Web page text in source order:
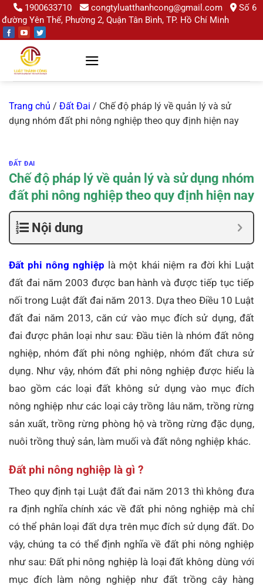
Chuyển
đến
nội
1900633710 congtyluatthanhcong@gmail.com
Số 6
đường Yên Thế, Phường 2, Quận Tân Bình, TP. Hồ Chí Minh
Trang chủ / Đất Đai / Chế độ pháp lý về quản lý và sử
dụng nhóm đất phi nông nghiệp theo quy định hiện nay
ĐẤT ĐAI
Chế độ pháp lý về quản lý và sử dụng nhóm
đất phi nông nghiệp theo quy định hiện nay
Nội dung
Đất phi nông nghiệp là một khái niệm ra đời khi Luật
đất đai năm 2003 được ban hành và được tiếp tục tiếp
nối trong Luật đất đai năm 2013. Dựa theo Điều 10 Luật
đất đai năm 2013, căn cứ vào mục đích sử dụng, đất
đai được phân loại như sau: Đầu tiên là nhóm đất nông
nghiệp, nhóm đất phi nông nghiệp, nhóm đất chưa sử
dụng. Như vậy, nhóm đất phi nông nghiệp được hiểu là
bao gồm các loại đất không sử dụng vào mục đích
nông nghiệp như các loại cây trồng lâu năm, trồng rừng
sản xuất, trồng rừng phòng hộ và trồng rừng đặc dụng,
nuôi trồng thuỷ sản, làm muối và đất nông nghiệp khác.
Đất phi nông nghiệp là gì ?
Theo quy định tại Luật đất đai năm 2013 thì không đưa
ra định nghĩa chính xác về đất phi nông nghiệp mà chỉ
có thể phân loại đất dựa trên mục đích sử dụng đất. Do
vậy, chúng ta có thể định nghĩa về đất phi nông nghiệp
như sau: Đất phi nông nghiệp là loại đất không dùng với
mục đích làm nông nghiệp như đất trồng cây hàng